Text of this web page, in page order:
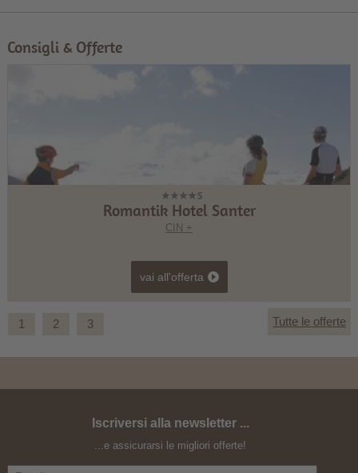
Consigli & Offerte
Romantik Hotel Santer
CIN +
Vacanza in bici ad un passo dal cielo
vai all'offerta
1 2 3 Tutte le offerte
Iscriversi alla newsletter ...
...e assicurarsi le migliori offerte!